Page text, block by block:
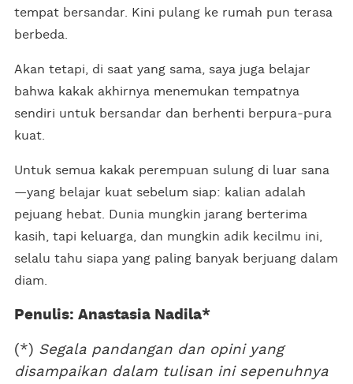
tempat bersandar. Kini pulang ke rumah pun terasa
berbeda.
Akan tetapi, di saat yang sama, saya juga belajar
bahwa kakak akhirnya menemukan tempatnya
sendiri untuk bersandar dan berhenti berpura-pura
kuat.
Untuk semua kakak perempuan sulung di luar sana
—yang belajar kuat sebelum siap: kalian adalah
pejuang hebat. Dunia mungkin jarang berterima
kasih, tapi keluarga, dan mungkin adik kecilmu ini,
selalu tahu siapa yang paling banyak berjuang dalam
diam.
Penulis: Anastasia Nadila*
(*) Segala pandangan dan opini yang
disampaikan dalam tulisan ini sepenuhnya